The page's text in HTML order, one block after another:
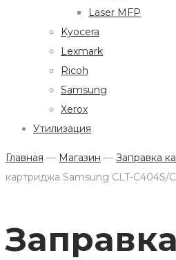
Laser MFP
Kyocera
Lexmark
Ricoh
Samsung
Xerox
Утилизация
Главная — Магазин — Заправка
картриджа Samsung CLT-C404S/
Заправка